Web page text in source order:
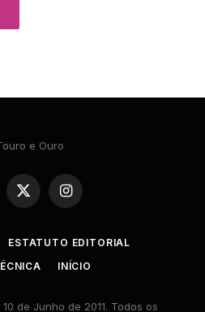
X
(Twitter)
Instagram
ESTATUTO EDITORIAL
INÍCIO
de Junho de 2011. Todos os